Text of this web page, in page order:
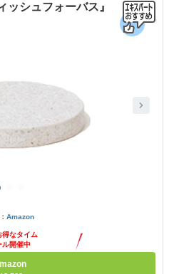
シュフォーバス』
Amazon
得なタイム
ル開催中